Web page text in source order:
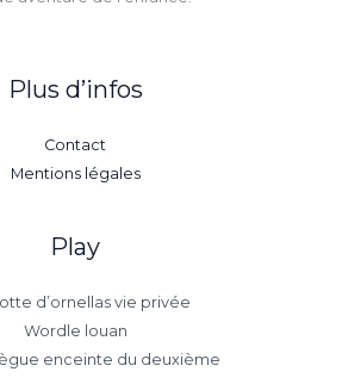
Plus d’infos
Contact
Mentions légales
Play
d’ornellas vie privée
Wordle louan
enceinte du deuxième